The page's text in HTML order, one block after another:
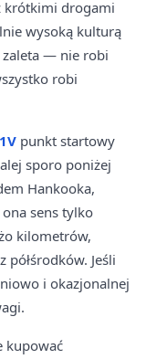
krótkimi drogami
wysoką kulturą
zaleta — nie robi
robi
punkt startowy
sporo poniżej
Hankooka,
sens tylko
kilometrów,
Jeśli
i okazjonalnej
kupować